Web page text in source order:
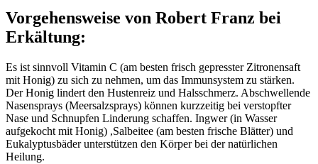
Vorgehensweise von Robert Franz bei
Erkältung:
Es ist sinnvoll Vitamin C (am besten frisch gepresster Zitronensaft
mit Honig) zu sich zu nehmen, um das Immunsystem zu stärken.
Der Honig lindert den Hustenreiz und Halsschmerz. Abschwellende
Nasensprays (Meersalzsprays) können kurzzeitig bei verstopfter
Nase und Schnupfen Linderung schaffen. Ingwer (in Wasser
aufgekocht mit Honig) ,Salbeitee (am besten frische Blätter) und
Eukalyptusbäder unterstützen den Körper bei der natürlichen
Heilung.